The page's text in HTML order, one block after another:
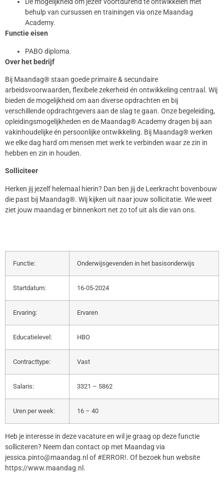
De mogelijkheid om jezelf voortdurend te ontwikkelen met
behulp van cursussen en trainingen via onze Maandag
Academy.
Functie eisen
PABO diploma.
Over het bedrijf
Bij Maandag® staan goede primaire & secundaire
arbeidsvoorwaarden, flexibele zekerheid én ontwikkeling centraal. Wij
bieden de mogelijkheid om aan diverse opdrachten en bij
verschillende opdrachtgevers aan de slag te gaan. Onze begeleiding,
opleidingsmogelijkheden en de Maandag® Academy dragen bij aan
vakinhoudelijke én persoonlijke ontwikkeling. Bij Maandag® werken
we elke dag hard om mensen met werk te verbinden waar ze zin in
hebben en zin in houden.
Solliciteer
Herken jij jezelf helemaal hierin? Dan ben jij de Leerkracht bovenbouw
die past bij Maandag®. Wij kijken uit naar jouw sollicitatie. Wie weet
ziet jouw maandag er binnenkort net zo tof uit als die van ons.
Functie: Onderwijsgevenden in het basisonderwijs
Startdatum: 16-05-2024
Ervaring: Ervaren
Educatielevel: HBO
Contracttype: Vast
Salaris: 3321 – 5862
Uren per week: 16 – 40
Heb je interesse in deze vacature en wil je graag op deze functie
solliciteren? Neem dan contact op met Maandag via
jessica.pinto@maandag.nl of #ERROR!. Of bezoek hun website
https://www.maandag.nl.